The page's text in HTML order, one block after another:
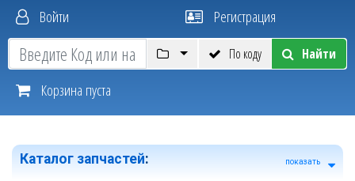
Войти Регистрация
По коду Найти
Корзина пуста
Каталог запчастей: показать